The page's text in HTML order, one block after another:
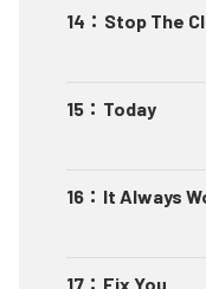
14 ： Stop The
15 ： Today
16 ： It Always
17 ： Fix You